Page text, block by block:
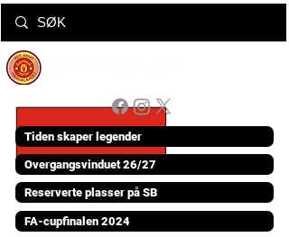
Tiden skaper legender
Overgangsvinduet 26/27
Reserverte plasser på SB
FA-cupfinalen 2024